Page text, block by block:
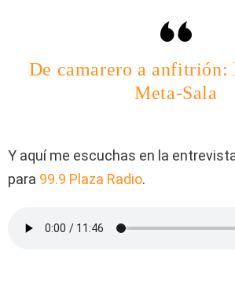
De camarero a anfitrión:
Meta-Sala
Y aquí me escuchas en la
para 99.9 Plaza Radio.